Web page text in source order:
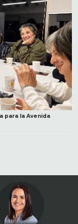
para la Avenida